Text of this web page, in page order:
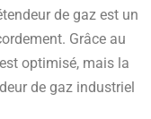
de gaz est un
Grâce au
optimisé, mais la
de gaz industriel